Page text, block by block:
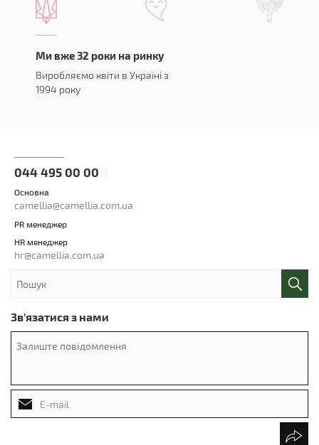
Ми вже 32 роки на ринку
Виробляємо квіти в Україні з
1994 року
044 495 00 00
Основна
camellia@camellia.com.ua
PR менеджер
HR менеджер
hr@camellia.com.ua
Зв'язатися з нами